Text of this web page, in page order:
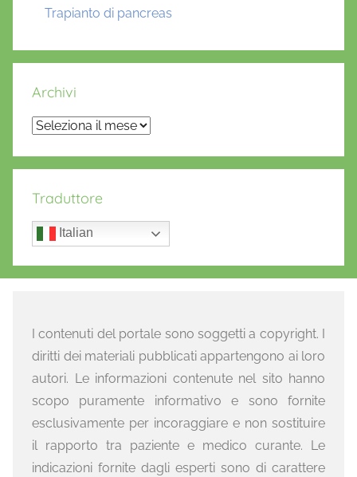
Trapianto di pancreas
Archivi
Archivi
Traduttore
Italian
I contenuti del portale sono soggetti a copyright. I
diritti dei materiali pubblicati appartengono ai loro
autori. Le informazioni contenute nel sito hanno
scopo puramente informativo e sono fornite
esclusivamente per incoraggiare e non sostituire
il rapporto tra paziente e medico curante. Le
indicazioni fornite dagli esperti sono di carattere